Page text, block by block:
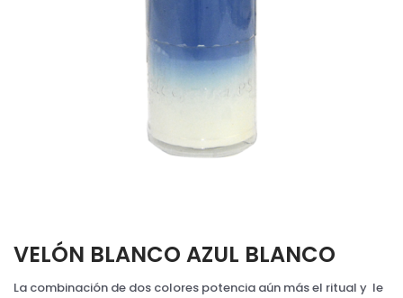
VELÓN BLANCO AZUL BLANCO
La combinación de dos colores potencia aún más el ritual y le